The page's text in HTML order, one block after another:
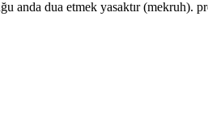
dua etmek yasaktır (mekruh).